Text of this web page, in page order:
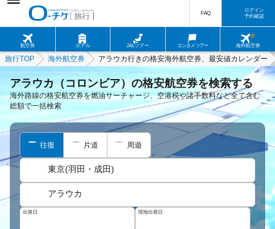
航空券 ホテル JALツアー エンタメツアー 海外航空券
FAQ
ログイン
予約確認
旅行TOP 海外航空券 アラウカ行きの格安海外航空券、最安値カレンダー
アラウカ（コロンビア）の格安航空券を検索する
海外路線の格安航空券を燃油サーチャージ、空港税や諸手数料など全て含む
総額で一括検索
往復 片道 周遊
東京(羽田・成田)
アラウカ
出発日 現地出発日